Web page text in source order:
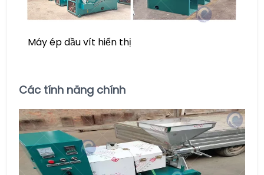
Máy ép dầu vít hiển thị
Các tính năng chính